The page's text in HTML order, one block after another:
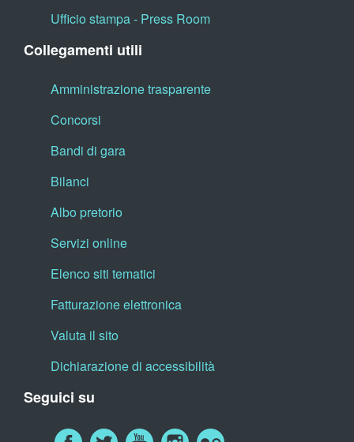
Ufficio stampa - Press Room
Collegamenti utili
Amministrazione trasparente
Concorsi
Bandi di gara
Bilanci
Albo pretorio
Servizi online
Elenco siti tematici
Fatturazione elettronica
Valuta il sito
Dichiarazione di accessibilità
Seguici su